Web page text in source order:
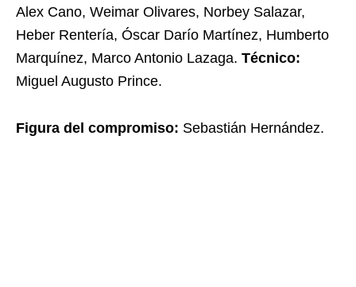
Alex Cano, Weimar Olivares, Norbey Salazar,
Heber Rentería, Óscar Darío Martínez, Humberto
Marquínez, Marco Antonio Lazaga. Técnico:
Miguel Augusto Prince.
Figura del compromiso: Sebastián Hernández.